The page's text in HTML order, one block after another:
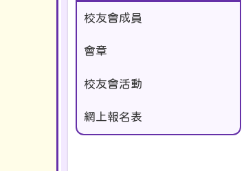
校友會成員
會章
校友會活動
網上報名表